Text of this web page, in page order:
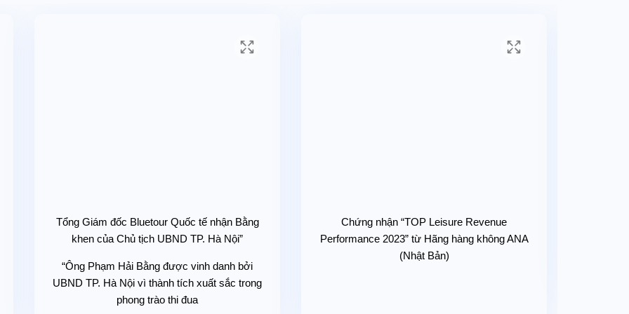
theo hệ thống của hàng không và thanh toán ngay khi đặt trên hệ thống xác nhận có vé, có chỗ
miễn phí (gia đinh tự lo).
- 2014): ½ giá tour
Tổng Giám đốc Bluetour Quốc tế nhận Bằng
khen của Chủ tịch UBND TP. Hà Nội”
“Ông Phạm Hải Bằng được vinh danh bởi
UBND TP. Hà Nội vì thành tích xuất sắc trong
phong trào thi đua
Chứng nhận “TOP Leisure Revenue
Performance 2023” từ Hãng hàng không ANA
(Nhật Bản)